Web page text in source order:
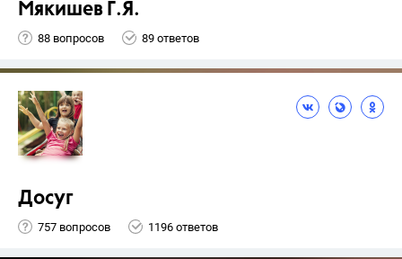
Мякишев Г.Я.
88 вопросов 89 ответов
Досуг
757 вопросов 1196 ответов